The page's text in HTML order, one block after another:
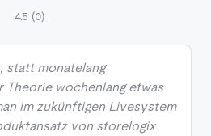
4.5 (0)
statt monatelang
Theorie wochenlang etwas
im zukünftigen Livesystem
von storelogix